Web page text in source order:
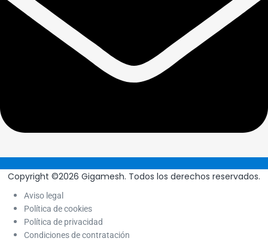
Copyright ©2026 Gigamesh. Todos los derechos reservados.
Aviso legal
Política de cookies
Política de privacidad
Condiciones de contratación